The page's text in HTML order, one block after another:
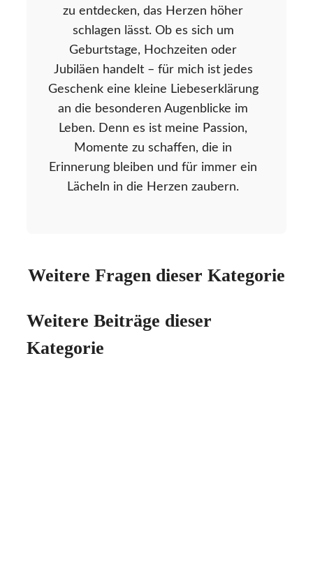
zu entdecken, das Herzen höher
schlagen lässt. Ob es sich um
Geburtstage, Hochzeiten oder
Jubiläen handelt – für mich ist jedes
Geschenk eine kleine Liebeserklärung
an die besonderen Augenblicke im
Leben. Denn es ist meine Passion,
Momente zu schaffen, die in
Erinnerung bleiben und für immer ein
Lächeln in die Herzen zaubern.
Weitere Fragen dieser Kategorie
Weitere Beiträge dieser
Kategorie